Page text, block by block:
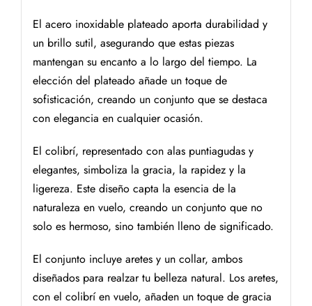
El acero inoxidable plateado aporta durabilidad y
un brillo sutil, asegurando que estas piezas
mantengan su encanto a lo largo del tiempo. La
elección del plateado añade un toque de
sofisticación, creando un conjunto que se destaca
con elegancia en cualquier ocasión.
El colibrí, representado con alas puntiagudas y
elegantes, simboliza la gracia, la rapidez y la
ligereza. Este diseño capta la esencia de la
naturaleza en vuelo, creando un conjunto que no
solo es hermoso, sino también lleno de significado.
El conjunto incluye aretes y un collar, ambos
diseñados para realzar tu belleza natural. Los aretes,
con el colibrí en vuelo, añaden un toque de gracia